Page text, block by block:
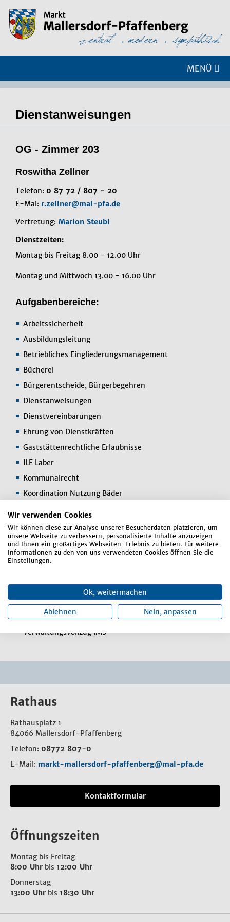
Wir verwenden Cookies
Wir können diese zur Analyse unserer Besucherdaten platzieren, um
unsere Webseite zu verbessern, personalisierte Inhalte anzuzeigen
und Ihnen ein großartiges Webseiten-Erlebnis zu bieten. Für weitere
Informationen zu den von uns verwendeten Cookies öffnen Sie die
Einstellungen.
Ok, weitermachen
Ablehnen Nein, anpassen
MENÜ
Dienstanweisungen
OG - Zimmer 203
Roswitha Zellner
Telefon: 0 87 72 / 807 - 20
E-Mai: r.zellner@mal-pfa.de
Vertretung: Marion Steubl
Dienstzeiten:
Montag bis Freitag 8.00 - 12.00 Uhr
Montag und Mittwoch 13.00 - 16.00 Uhr
Aufgabenbereiche:
Arbeitssicherheit
Ausbildungsleitung
Betriebliches Eingliederungsmanagement
Bücherei
Bürgerentscheide, Bürgerbegehren
Dienstanweisungen
Dienstvereinbarungen
Ehrung von Dienstkräften
Gaststättenrechtliche Erlaubnisse
ILE Laber
Kommunalrecht
Koordination Nutzung Bäder
Marktfestsetzungen
Öffentliche Veranstaltungen
Organisation der Wahlen
Schöffenangelegenheiten
Stellenbeschreibungen und -bewertungen
Umsetzung der Tarifverträge
Verwaltungsvollzug IMS
Rathaus
Rathausplatz 1
84066 Mallersdorf-Pfaffenberg
Telefon: 08772 807-0
E-Mail: markt-mallersdorf-pfaffenberg@mal-pfa.de
Kontaktformular
Öffnungszeiten
Montag bis Freitag
8:00 Uhr bis 12:00 Uhr
Donnerstag
13:00 Uhr bis 18:30 Uhr